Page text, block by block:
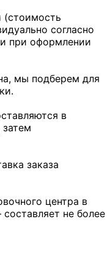
(стоимость
согласно
при оформлении
мы подберем для
в
заказа
центра в
не более